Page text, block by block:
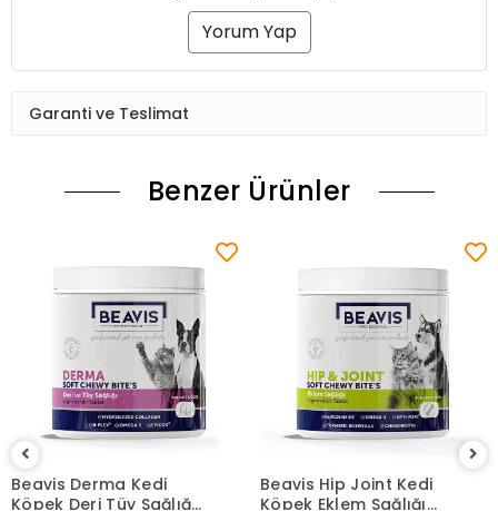
Yorum Yap
Garanti ve Teslimat
Benzer Ürünler
Beavis Derma Kedi
Köpek Deri Tüy Sağlığı
Beavis Hip Joint Kedi
Köpek Eklem Sağlığı